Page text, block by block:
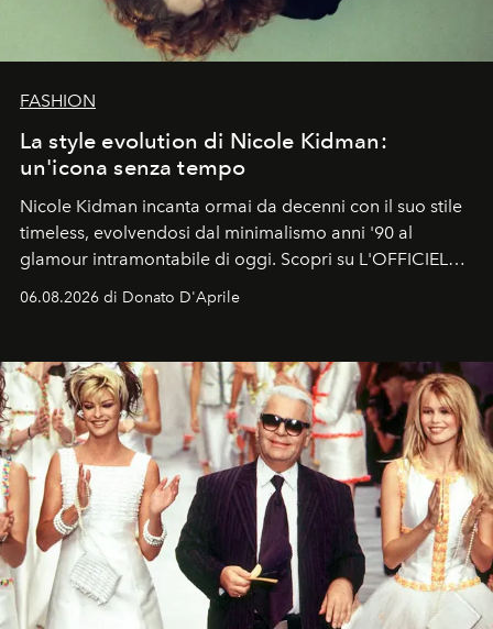
FASHION
La style evolution di Nicole Kidman:
un'icona senza tempo
Nicole Kidman incanta ormai da decenni con il suo stile
timeless, evolvendosi dal minimalismo anni '90 al
glamour intramontabile di oggi. Scopri su L'OFFICIEL
Italia la sua style evolution.
06.08.2026 di Donato D'Aprile